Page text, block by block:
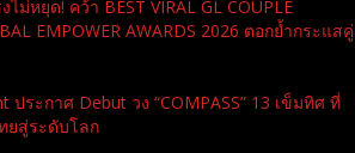
ไม่หยุด! คว้า BEST VIRAL GL COUPLE
EMPOWER AWARDS 2026 ตอกย้ำกระแสคู่
ประกาศ Debut วง “COMPASS” 13 เข็มทิศ ที่
ยสู่ระดับโลก